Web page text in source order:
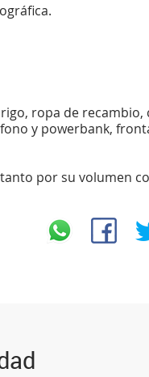
ropa de recambio,
y powerbank,
por su volumen